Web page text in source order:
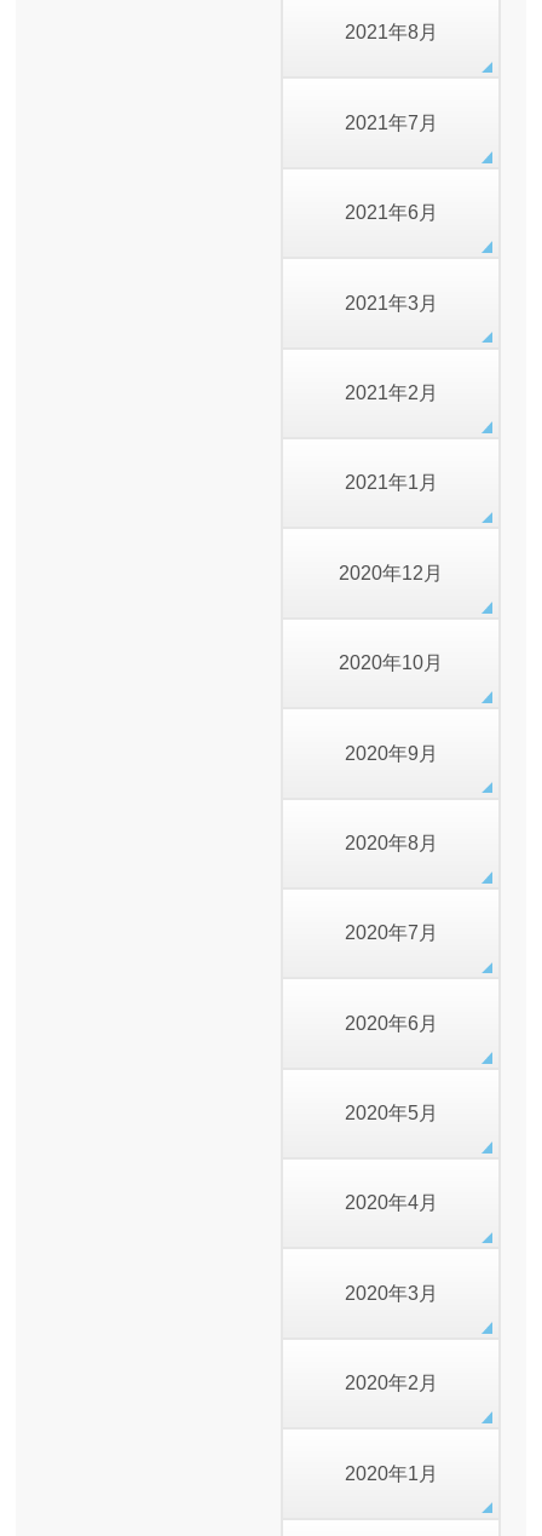
2021年8月
2021年7月
2021年6月
2021年3月
2021年2月
2021年1月
2020年12月
2020年10月
2020年9月
2020年8月
2020年7月
2020年6月
2020年5月
2020年4月
2020年3月
2020年2月
2020年1月